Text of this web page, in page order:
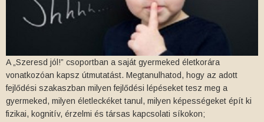
A „Szeresd jól!” csoportban a saját gyermeked életkorára
vonatkozóan kapsz útmutatást. Megtanulhatod, hogy az adott
fejlődési szakaszban milyen fejlődési lépéseket tesz meg a
gyermeked, milyen életleckéket tanul, milyen képességeket épít ki
fizikai, kognitív, érzelmi és társas kapcsolati síkokon;